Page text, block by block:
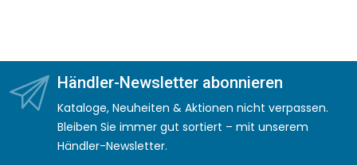
Händler-Newsletter abonnieren
Kataloge, Neuheiten & Aktionen nicht verpassen.
Bleiben Sie immer gut sortiert – mit unserem
Händler-Newsletter.